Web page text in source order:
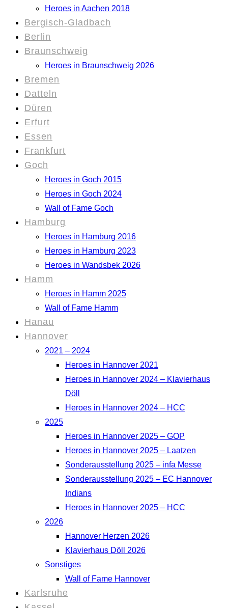
Heroes in Aachen 2018
Bergisch-Gladbach
Berlin
Braunschweig
Heroes in Braunschweig 2026
Bremen
Datteln
Düren
Erfurt
Essen
Frankfurt
Goch
Heroes in Goch 2015
Heroes in Goch 2024
Wall of Fame Goch
Hamburg
Heroes in Hamburg 2016
Heroes in Hamburg 2023
Heroes in Wandsbek 2026
Hamm
Heroes in Hamm 2025
Wall of Fame Hamm
Hanau
Hannover
2021 – 2024
Heroes in Hannover 2021
Heroes in Hannover 2024 – Klavierhaus
Döll
Heroes in Hannover 2024 – HCC
2025
Heroes in Hannover 2025 – GOP
Heroes in Hannover 2025 – Laatzen
Sonderausstellung 2025 – infa Messe
Sonderausstellung 2025 – EC Hannover
Indians
Heroes in Hannover 2025 – HCC
2026
Hannover Herzen 2026
Klavierhaus Döll 2026
Sonstiges
Wall of Fame Hannover
Karlsruhe